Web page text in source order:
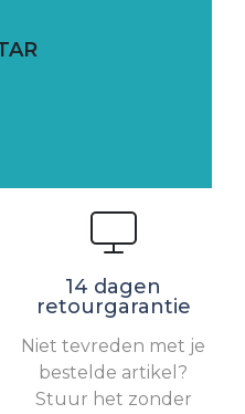
14 dagen
retourgarantie
Niet tevreden met je
bestelde artikel?
Stuur het zonder